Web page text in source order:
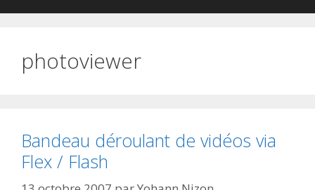
photoviewer
Bandeau déroulant de vidéos via
Flex / Flash